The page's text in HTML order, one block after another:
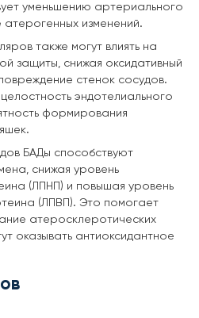
уменьшению артериального
изменений.
также могут влиять на
защиты, снижая оксидативный
стенок сосудов.
эндотелиального
формирования
БАДы способствуют
снижая уровень
(ЛПНП) и повышая уровень
(ЛПВП). Это помогает
атеросклеротических
оказывать антиоксидантное